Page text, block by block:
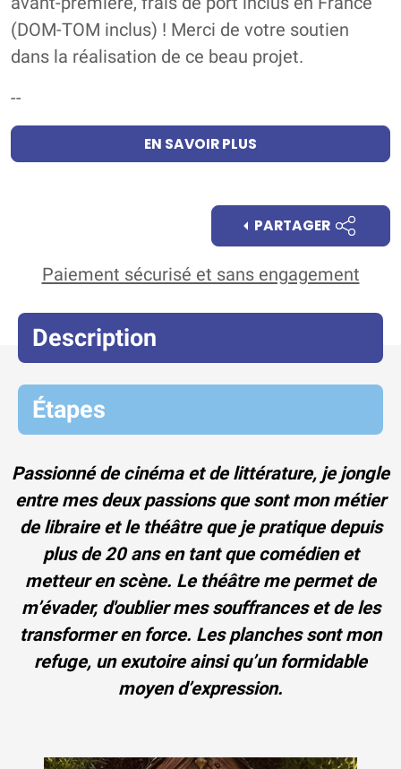
(DOM-TOM inclus) ! Merci de votre soutien
dans la réalisation de ce beau projet.
--
EN SAVOIR PLUS
Paiement sécurisé et sans engagement
PARTAGER
Description
Étapes
Passionné de cinéma et de littérature, je jongle
entre mes deux passions que sont mon métier
de libraire et le théâtre que je pratique depuis
plus de 20 ans en tant que comédien et
metteur en scène. Le théâtre me permet de
m’évader, d'oublier mes souffrances et de les
transformer en force. Les planches sont mon
refuge, un exutoire ainsi qu’un formidable
moyen d’expression.